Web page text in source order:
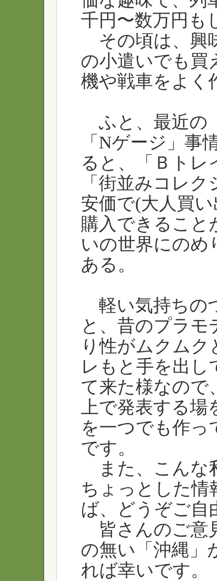
千円〜数万円も
その頃は、興
の小遣いでも買
機や戦車をよく
ふと、最近の
「Nゲージ」事
ると、「Ｂトレ
「街並みコレ
安価で(大人買
購入できること
いの世界にのめ
ある。
軽い気持ちの
と、昔のプラモ
り性がムクム
レもと手を出
て来た様なので
上で発表する場
を一つでも作っ
です。
また、こんな
ちょっとした情
ば、どうぞご自
皆さんのご意
の無い「沖縄」
れば幸いです。